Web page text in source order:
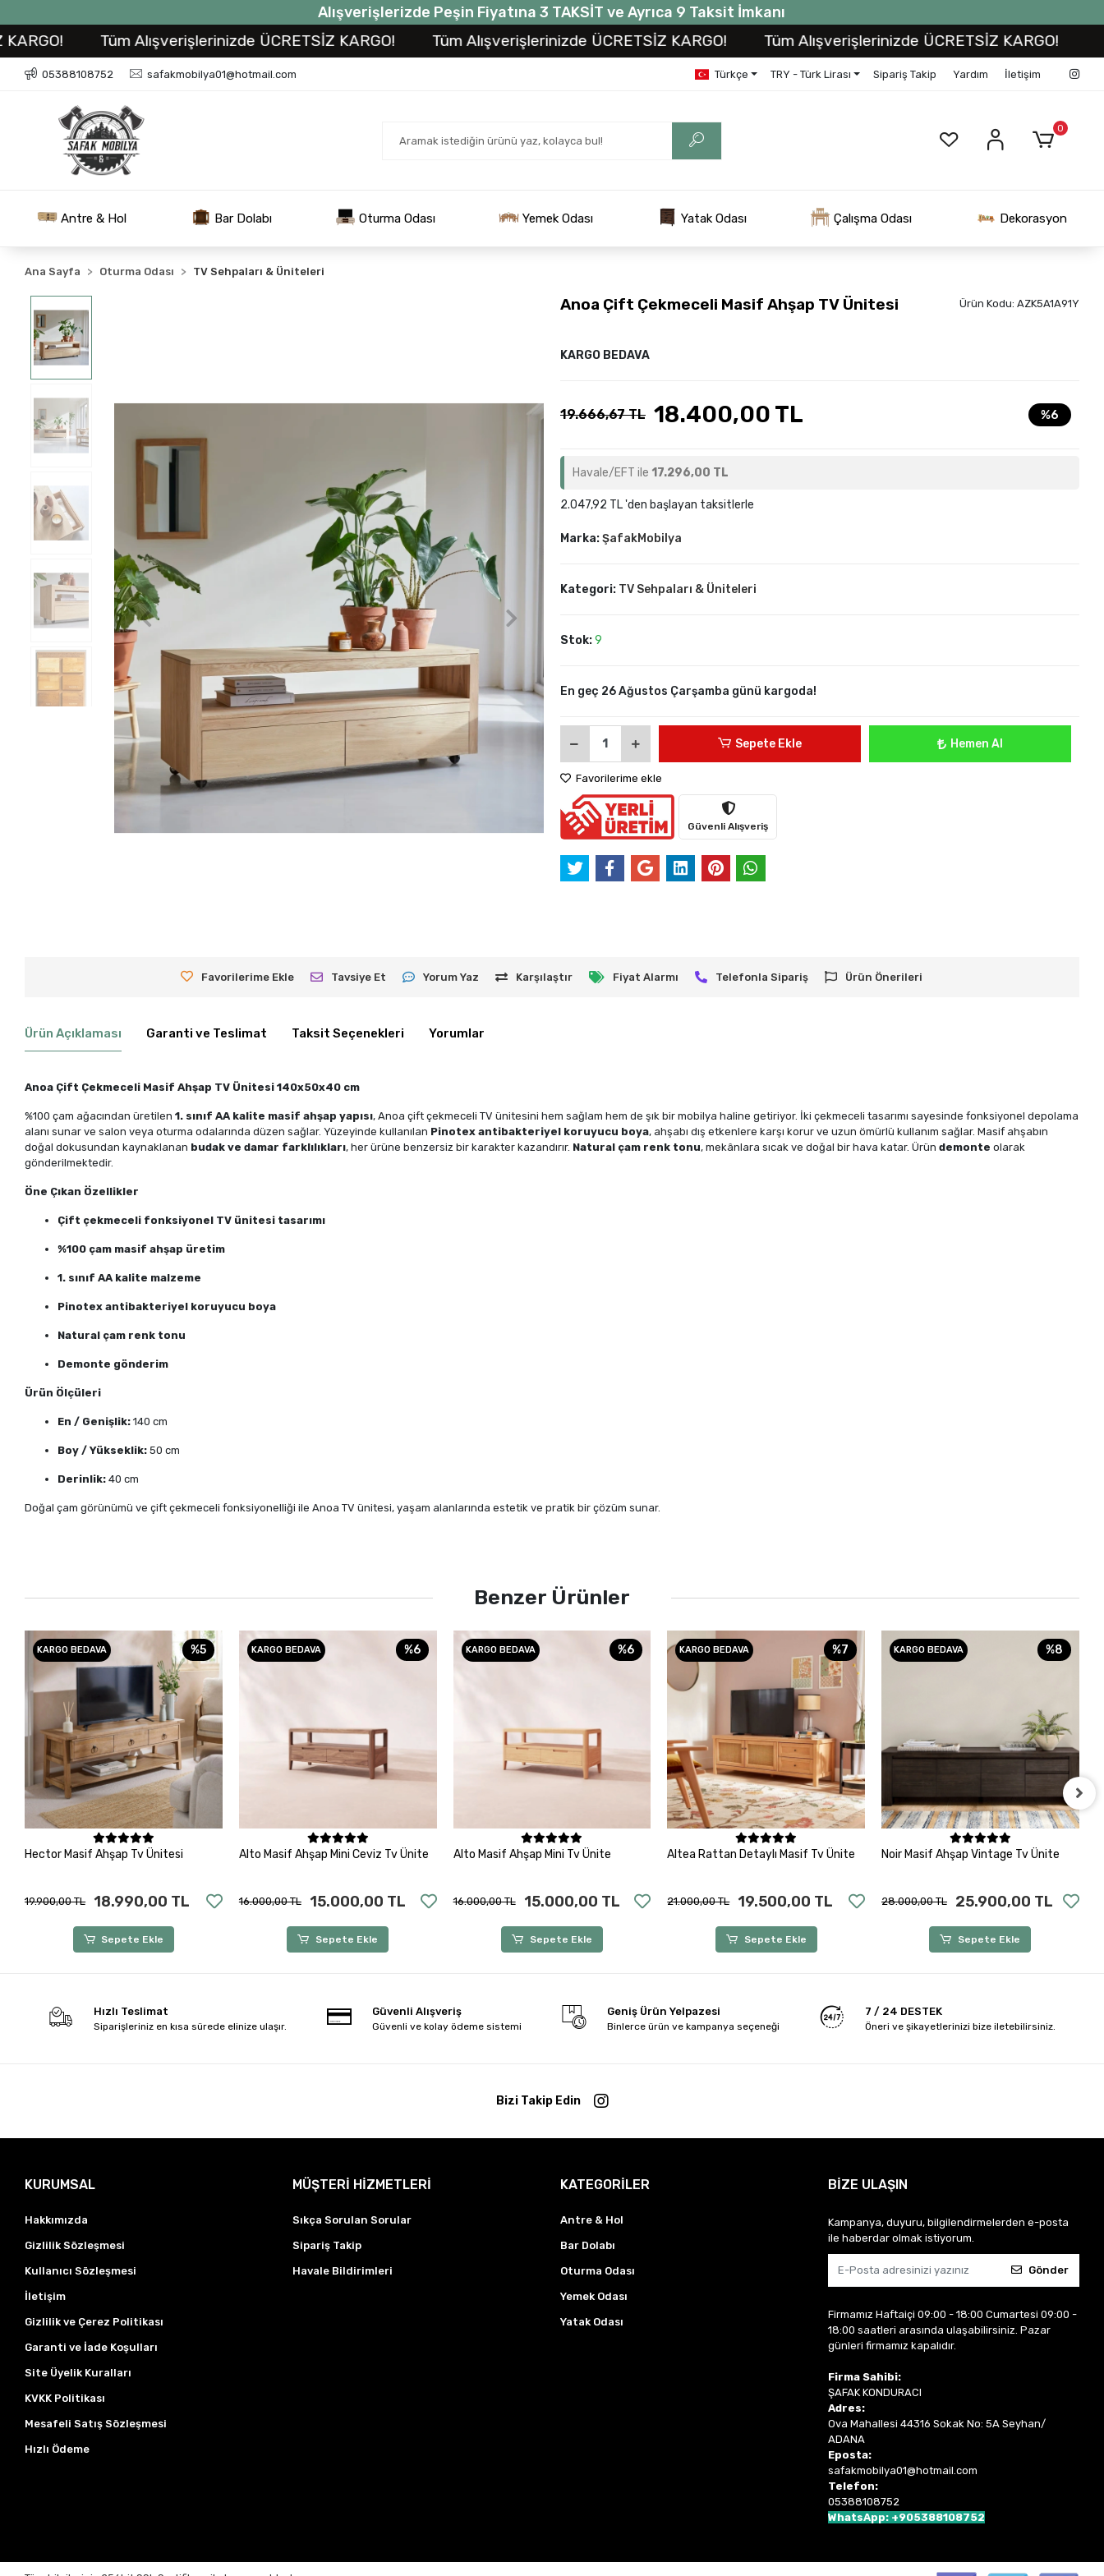
Alışverişlerizde Peşin Fiyatına 3 TAKSİT ve Ayrıca 9 Taksit İmkanı
Tüm Alışverişlerinizde ÜCRETSİZ KARGO! Tüm Alışverişlerinizde ÜCRETSİZ KARGO! Tüm Alışverişlerinizde ÜCRETSİZ KARGO!
05388108752 safakmobilya01@hotmail.com Türkçe TRY - Türk Lirası Sipariş Takip Yardım İletişim
0
Antre & Hol Bar Dolabı Oturma Odası Yemek Odası Yatak Odası Çalışma Odası Dekorasyon
Ana Sayfa Oturma Odası TV Sehpaları & Üniteleri
Anoa Çift Çekmeceli Masif Ahşap TV Ünitesi Ürün Kodu: AZK5A1A91Y
KARGO BEDAVA
19.666,67 TL 18.400,00 TL %6
Havale/EFT ile 17.296,00 TL
2.047,92 TL 'den başlayan taksitlerle
Marka:ŞafakMobilya
Kategori: TV Sehpaları & Üniteleri
Stok:9
En geç 26 Ağustos Çarşamba günü kargoda!
Sepete Ekle Hemen Al
Favorilerime ekle
Güvenli Alışveriş
Favorilerime Ekle Tavsiye Et Yorum Yaz Karşılaştır Fiyat Alarmı Telefonla Sipariş Ürün Önerileri
Ürün Açıklaması Garanti ve Teslimat Taksit Seçenekleri Yorumlar
Anoa Çift Çekmeceli Masif Ahşap TV Ünitesi 140x50x40 cm
%100 çam ağacından üretilen1. sınıf AA kalite masif ahşap yapısı, Anoa çift çekmeceli TV ünitesini hem sağlam hem de şık bir mobilya haline getiriyor. İki çekmeceli tasarımı sayesinde fonksiyonel depolama
alanı sunar ve salon veya oturma odalarında düzen sağlar. Yüzeyinde kullanılan Pinotex antibakteriyel koruyucu boya, ahşabı dış etkenlere karşı korur ve uzun ömürlü kullanım sağlar. Masif ahşabın
doğal dokusundan kaynaklanan budak ve damar farklılıkları, her ürüne benzersiz bir karakter kazandırır. Natural çam renk tonu, mekânlara sıcak ve doğal bir hava katar. Üründemonte olarak
gönderilmektedir.
Öne Çıkan Özellikler
Çift çekmeceli fonksiyonel TV ünitesi tasarımı
%100 çam masif ahşap üretim
1. sınıf AA kalite malzeme
Pinotex antibakteriyel koruyucu boya
Natural çam renk tonu
Demonte gönderim
Ürün Ölçüleri
En / Genişlik: 140 cm
Boy / Yükseklik: 50 cm
Derinlik: 40 cm
Doğal çam görünümü ve çift çekmeceli fonksiyonelliği ile Anoa TV ünitesi, yaşam alanlarında estetik ve pratik bir çözüm sunar.
Benzer Ürünler
KARGO BEDAVA %5
Sepete Ekle
Hector Masif Ahşap Tv Ünitesi
19.900,00 TL 18.990,00 TL
Sepete Ekle
KARGO BEDAVA %6
Sepete Ekle
Alto Masif Ahşap Mini Ceviz Tv Ünite
16.000,00 TL 15.000,00 TL
Sepete Ekle
KARGO BEDAVA %6
Sepete Ekle
Alto Masif Ahşap Mini Tv Ünite
16.000,00 TL 15.000,00 TL
Sepete Ekle
KARGO BEDAVA %7
Sepete Ekle
Altea Rattan Detaylı Masif Tv Ünite
21.000,00 TL 19.500,00 TL
Sepete Ekle
KARGO BEDAVA %8
Sepete Ekle
Noir Masif Ahşap Vintage Tv Ünite
28.000,00 TL 25.900,00 TL
Sepete Ekle
Hızlı Teslimat
Siparişleriniz en kısa sürede elinize ulaşır.
Güvenli Alışveriş
Güvenli ve kolay ödeme sistemi
Geniş Ürün Yelpazesi
Binlerce ürün ve kampanya seçeneği
7 / 24 DESTEK
Öneri ve şikayetlerinizi bize iletebilirsiniz.
Bizi Takip Edin
KURUMSAL
Hakkımızda
Gizlilik Sözleşmesi
Kullanıcı Sözleşmesi
İletişim
Gizlilik ve Çerez Politikası
Garanti ve İade Koşulları
Site Üyelik Kuralları
KVKK Politikası
Mesafeli Satış Sözleşmesi
Hızlı Ödeme
MÜŞTERİ HİZMETLERİ
Sıkça Sorulan Sorular
Sipariş Takip
Havale Bildirimleri
KATEGORİLER
Antre & Hol
Bar Dolabı
Oturma Odası
Yemek Odası
Yatak Odası
BİZE ULAŞIN
Kampanya, duyuru, bilgilendirmelerden e-posta
ile haberdar olmak istiyorum.
Gönder
Firmamız Haftaiçi 09:00 - 18:00 Cumartesi 09:00 -
18:00 saatleri arasında ulaşabilirsiniz. Pazar
günleri firmamız kapalıdır.
Firma Sahibi:
ŞAFAK KONDURACI
Adres:
Ova Mahallesi 44316 Sokak No: 5A Seyhan/
ADANA
Eposta:
safakmobilya01@hotmail.com
Telefon:
05388108752
WhatsApp: +905388108752